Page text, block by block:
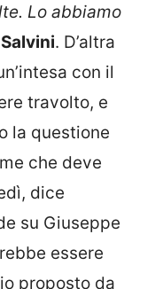
Lo abbiamo
Salvini. D’altra
con il
travolto, e
la questione
che deve
dice
su Giuseppe
essere
proposto da